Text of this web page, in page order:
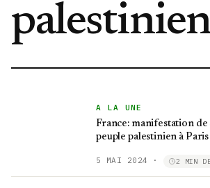
A LA UNE
France: manifestation
peuple palestinien à Paris
5 MAI 2024 · 2 MIN